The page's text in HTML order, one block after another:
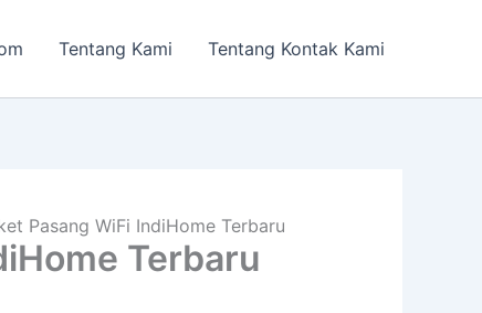
Tentang Kami Tentang Kontak Kami
Pasang WiFi IndiHome Terbaru
Terbaru